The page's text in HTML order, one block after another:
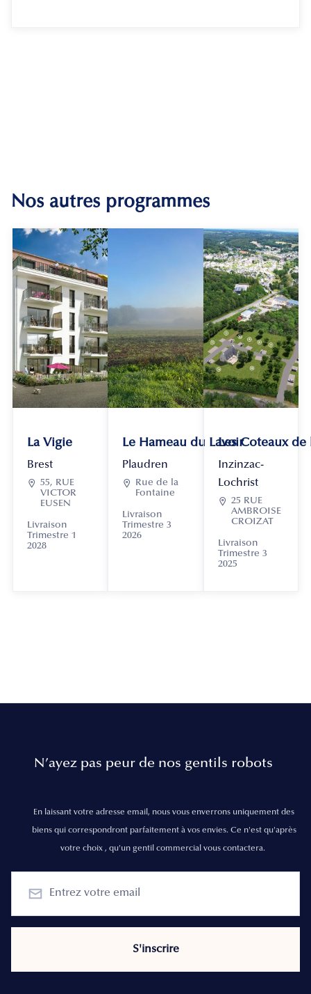
Nos autres programmes
La Vigie
Brest
 55, RUE
VICTOR
EUSEN
Livraison
Trimestre 1
2028
Le Hameau du Lavoir
Plaudren

Rue de la
Fontaine
Livraison
Trimestre 3
2026
Les Coteaux
Inzinzac-
Lochrist
 25 RUE
AMBROISE
CROIZAT
Livraison
Trimestre 3
2025
N’ayez pas peur de nos gentils robots
En laissant votre adresse email, nous vous enverrons uniquement des
biens qui correspondront parfaitement à vos envies. Ce n'est qu'après
votre choix , qu'un gentil commercial vous contactera.